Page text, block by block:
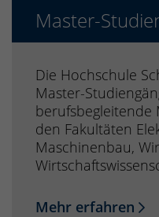
Master-
Die Hochschule
Master-
berufsbegleitende
den Fakultäten
Maschinenbau,
Mehr erfahren